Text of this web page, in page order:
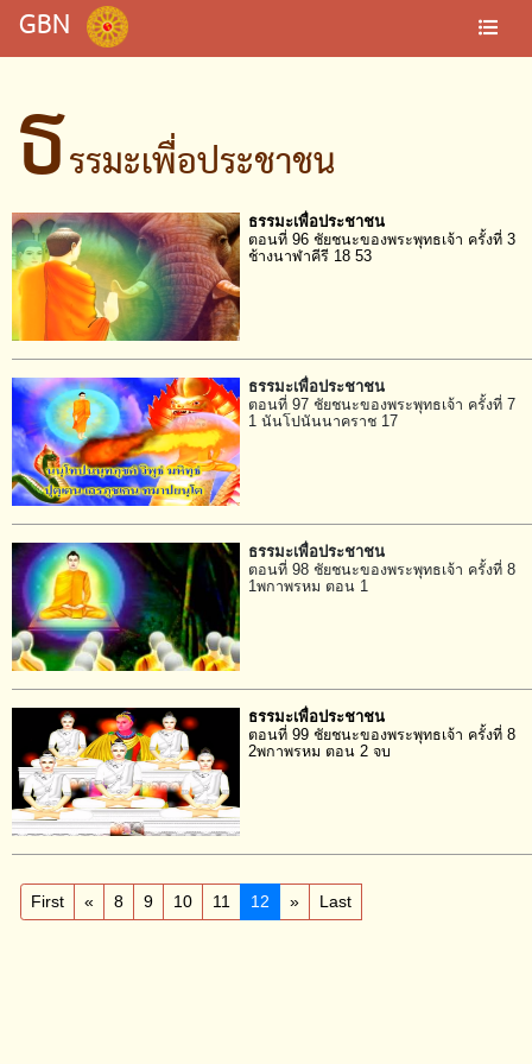
GBN
ธรรมะเพื่อประชาชน
ธรรมะเพื่อประชาชน
ตอนที่ 96 ชัยชนะของพระพุทธเจ้า ครั้งที่ 3
ช้างนาฬาคีรี 18 53
ธรรมะเพื่อประชาชน
ตอนที่ 97 ชัยชนะของพระพุทธเจ้า ครั้งที่ 7
1 นันโปนันนาคราช 17
ธรรมะเพื่อประชาชน
ตอนที่ 98 ชัยชนะของพระพุทธเจ้า ครั้งที่ 8
1พกาพรหม ตอน 1
ธรรมะเพื่อประชาชน
ตอนที่ 99 ชัยชนะของพระพุทธเจ้า ครั้งที่ 8
2พกาพรหม ตอน 2 จบ
First « 8 9 10 11 12 » Last